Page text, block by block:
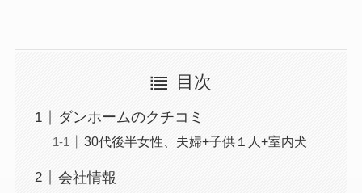
目次
ダンホームのクチコミ
30代後半女性、夫婦+子供１人+室内犬
会社情報